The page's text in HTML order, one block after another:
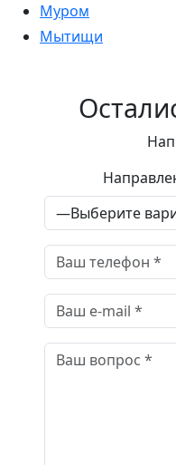
Муром
Мытищи